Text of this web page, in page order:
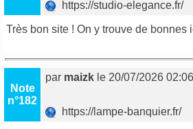
https://studio-elegance.fr/
Très bon site ! On y trouve de bonnes
Note
n°182
par maizk le 20/07/2026 02:06
https://lampe-banquier.fr/